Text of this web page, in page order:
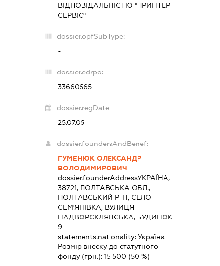
ВІДПОВІДАЛЬНІСТЮ "ПРИНТЕР
СЕРВІС"
dossier.opfSubType:
-
dossier.edrpo:
33660565
dossier.regDate:
25.07.05
dossier.foundersAndBenef:
ГУМЕНЮК ОЛЕКСАНДР
ВОЛОДИМИРОВИЧ
dossier.founderAddressУКРАЇНА,
38721, ПОЛТАВСЬКА ОБЛ.,
ПОЛТАВСЬКИЙ Р-Н, СЕЛО
СЕМ'ЯНІВКА, ВУЛИЦЯ
НАДВОРСКЛЯНСЬКА, БУДИНОК
9
statements.nationality: Україна
Розмір внеску до статутного
фонду (грн.): 15 500 (50 %)